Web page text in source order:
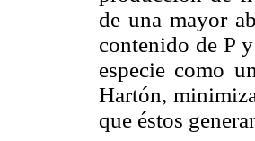
de una mayor
contenido de P
especie como
Hartón,
que éstos